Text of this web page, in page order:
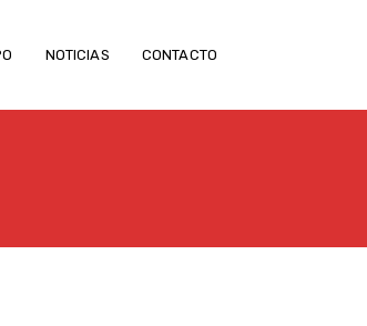
NOTICIAS CONTACTO